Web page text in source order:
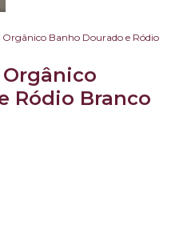
Orgânico Banho Dourado e Ródio
Ródio Branco